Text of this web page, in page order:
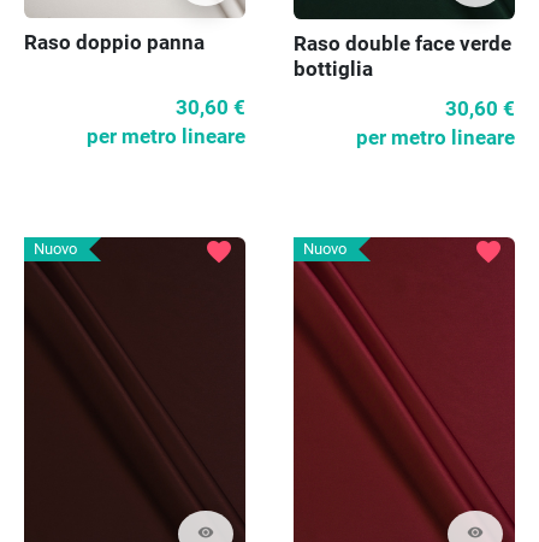
Raso doppio panna
30,60 €
per metro lineare
Raso double face verde
bottiglia
30,60 €
per metro lineare
Nuovo
visibility
favorite Nuovo
visibility
favorite